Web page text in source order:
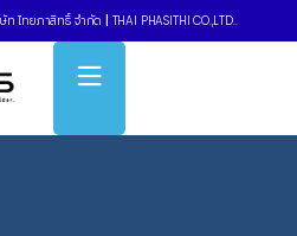
ท ไทยภาสิทธิ์ จำกัด THAI PHASITHI CO.,LTD..
» New »
ลยีเพื่อเพิ่มประสิทธิภาพการ
งเครื่องจักร